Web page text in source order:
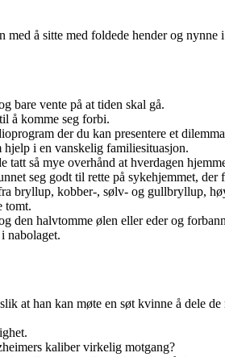
å sitte med foldede hender og
bare vente på at tiden skal gå.
å komme seg forbi.
der du kan presentere et
i en vanskelig familiesituasjon.
så mye overhånd at hverdagen
seg godt til rette på sykehjemmet, der
bryllup, kobber-, sølv- og gullbryllup,
tomt.
den halvtomme ølen eller eder og
nabolaget.
at han kan møte en søt kvinne å dele
kaliber virkelig motgang?